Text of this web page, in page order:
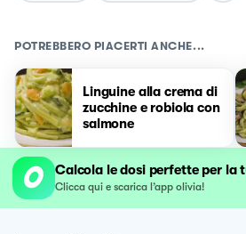
POTREBBERO PIACERTI ANCHE...
Linguine alla crema di
zucchine e robiola con
salmone
Calcola le dosi perfette per la
Clicca qui e scarica l’app olivia!